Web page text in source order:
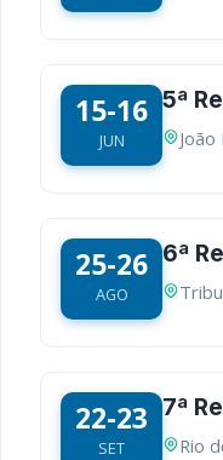
15-16
JUN
5ª
João
25-26
AGO
6ª
22-23
SET
7ª
Rio